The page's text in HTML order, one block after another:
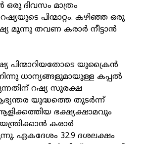
ദിവസം മാത്രം
പിന്മാറ്റം. കഴിഞ്ഞ ഒരു
മൂന്നു തവണ കരാർ നീട്ടാൻ
പിന്മാറിയതോടെ യുക്രൈൻ
ധാന്യങ്ങളുമായുള്ള കപ്പൽ
റഷ്യ സുരക്ഷ
യുദ്ധത്തെ തുടർന്ന്
ഭക്ഷ്യക്ഷാമവും
കരാർ
ഏകദേശം 32.9 ദശലക്ഷം